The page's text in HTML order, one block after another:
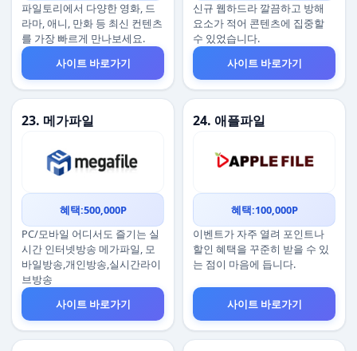
파일토리에서 다양한 영화, 드
라마, 애니, 만화 등 최신 컨텐츠
를 가장 빠르게 만나보세요.
사이트 바로가기
신규 웹하드라 깔끔하고 방해
요소가 적어 콘텐츠에 집중할
수 있었습니다.
사이트 바로가기
23. 메가파일
혜택:500,000P
PC/모바일 어디서도 즐기는 실
시간 인터넷방송 메가파일, 모
바일방송,개인방송,실시간라이
브방송
사이트 바로가기
24. 애플파일
혜택:100,000P
이벤트가 자주 열려 포인트나
할인 혜택을 꾸준히 받을 수 있
는 점이 마음에 듭니다.
사이트 바로가기